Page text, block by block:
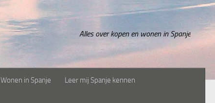
Alles over kopen en wonen in Spanje
Wonen in Spanje Leer mij Spanje kennen